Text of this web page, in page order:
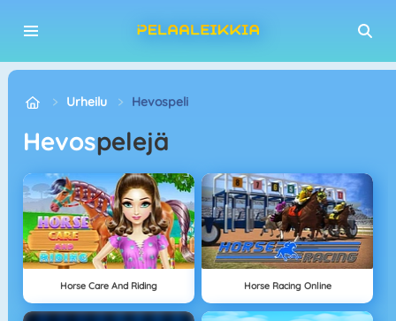
Urheilu Hevospeli
Hevospelejä
Horse Care And Riding Horse Racing Online